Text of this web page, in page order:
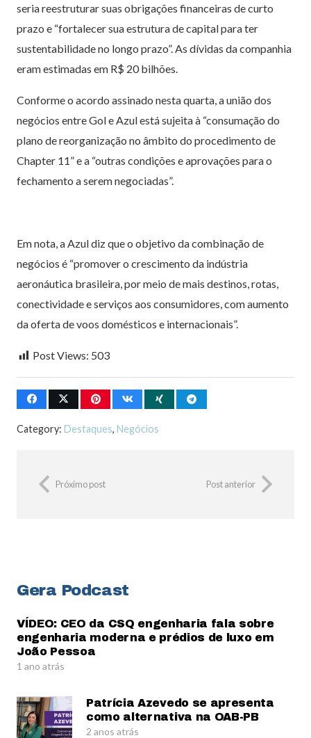
seria reestruturar suas obrigações financeiras de curto
prazo e “fortalecer sua estrutura de capital para ter
sustentabilidade no longo prazo”. As dívidas da companhia
eram estimadas em R$ 20 bilhões.
Conforme o acordo assinado nesta quarta, a união dos
negócios entre Gol e Azul está sujeita à “consumação do
plano de reorganização no âmbito do procedimento de
Chapter 11” e a “outras condições e aprovações para o
fechamento a serem negociadas”.
Em nota, a Azul diz que o objetivo da combinação de
negócios é “promover o crescimento da indústria
aeronáutica brasileira, por meio de mais destinos, rotas,
conectividade e serviços aos consumidores, com aumento
da oferta de voos domésticos e internacionais”.
Post Views: 503
Category: Destaques, Negócios
Próximo post Post anterior
Gera Podcast
VÍDEO: CEO da CSQ engenharia fala sobre
engenharia moderna e prédios de luxo em
João Pessoa
1 ano atrás
Patrícia Azevedo se apresenta
como alternativa na OAB-PB
2 anos atrás